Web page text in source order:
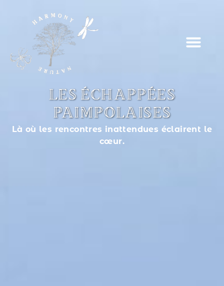
LES ÉCHAPPÉES
PAIMPOLAISES
Là où les rencontres inattendues éclairent le
cœur.